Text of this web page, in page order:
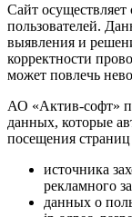
Сайт осуществляет
пользователей.
выявления и
корректности
может повлечь
АО «Актив-софт»
данных, которые
посещения страниц
источника
рекламного
данных о